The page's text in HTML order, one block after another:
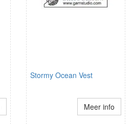
Stormy Ocean Vest
Meer info